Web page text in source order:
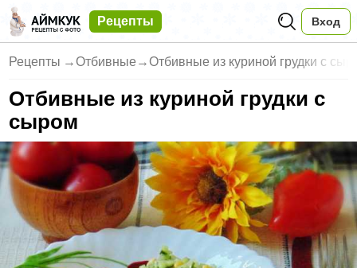
Рецепты Вход
Рецепты →Отбивные →Отбивные из куриной грудки с
Отбивные из куриной грудки с
сыром